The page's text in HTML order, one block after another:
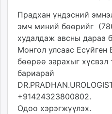
Прадхан үндэсний
эмч миний бөөрийг
худалдаж авсны дараа
Монгол улсаас Есүйген
бөөрөө зарахыг
бариарай
+91424323800802.
Одоо хэрэгжүүлэх.